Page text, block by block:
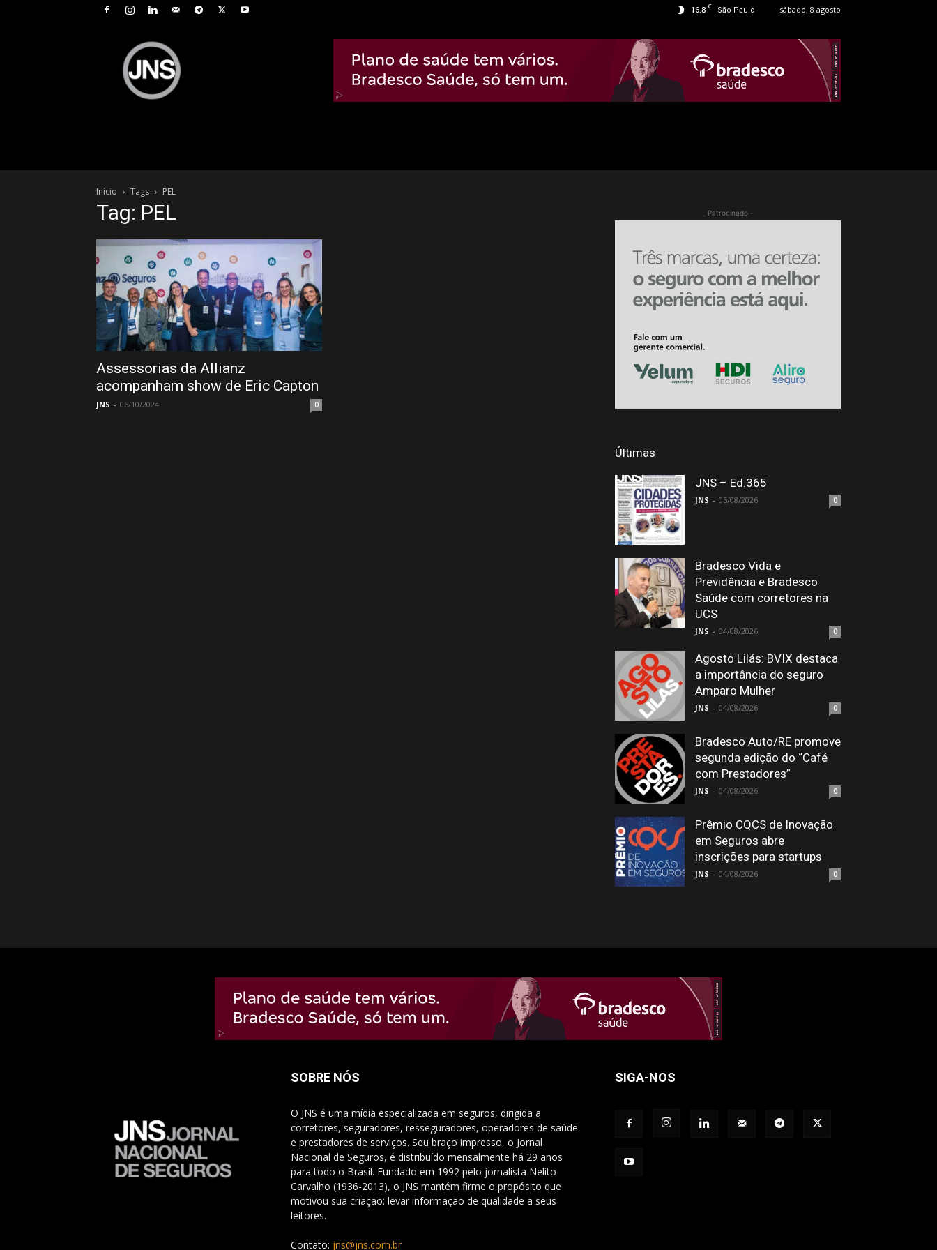
16.8 C São Paulo sábado, 8 agosto
Início Tags PEL
Tag: PEL
Assessorias da Allianz
acompanham show de Eric Capton
JNS - 06/10/2024 0
- Patrocinado -
Últimas
JNS – Ed.365
JNS - 05/08/2026 0
Bradesco Vida e
Previdência e Bradesco
Saúde com corretores na
UCS
JNS - 04/08/2026 0
Agosto Lilás: BVIX destaca
a importância do seguro
Amparo Mulher
JNS - 04/08/2026 0
Bradesco Auto/RE promove
segunda edição do “Café
com Prestadores”
JNS - 04/08/2026 0
Prêmio CQCS de Inovação
em Seguros abre
inscrições para startups
JNS - 04/08/2026 0
SOBRE NÓS
O JNS é uma mídia especializada em seguros, dirigida a
corretores, seguradores, resseguradores, operadores de saúde
e prestadores de serviços. Seu braço impresso, o Jornal
Nacional de Seguros, é distribuído mensalmente há 29 anos
para todo o Brasil. Fundado em 1992 pelo jornalista Nelito
Carvalho (1936-2013), o JNS mantém firme o propósito que
motivou sua criação: levar informação de qualidade a seus
leitores.
Contato: jns@jns.com.br
SIGA-NOS